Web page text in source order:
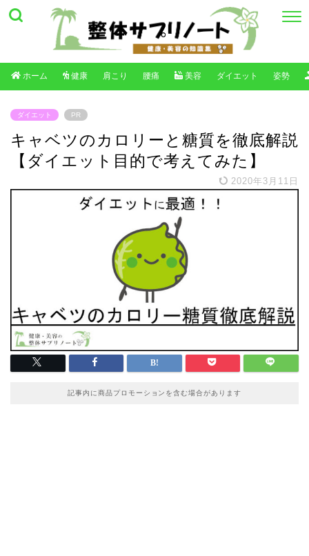
ホーム 健康 肩こり 腰痛 美容 ダイエット 姿勢
ダイエット PR
キャベツのカロリーと糖質を徹底解説
【ダイエット目的で考えてみた】
2020年3月11日
記事内に商品プロモーションを含む場合があります